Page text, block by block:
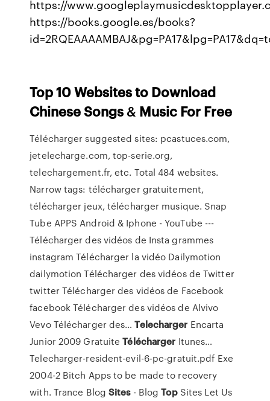
https://
https://books.google.es/books?
Top10Websites to Download
Chinese Songs & Music For Free
Télécharger suggested sites: pcastuces.com,
jetelecharge.com, top-serie.org,
telechargement.fr, etc. Total 484 websites.
Narrow tags: télécharger gratuitement,
télécharger jeux, télécharger musique. Snap
Tube APPS Android & Iphone - YouTube ---
Télécharger des vidéos de Insta grammes
instagram Télécharger la vidéo Dailymotion
dailymotion Télécharger des vidéos de Twitter
twitter Télécharger des vidéos de Facebook
facebook Télécharger des vidéos de Alvivo
Vevo Télécharger des…Telecharger Encarta
Junior 2009 GratuiteTélécharger Itunes…
Telecharger-resident-evil-6-pc-gratuit.pdf Exe
2004-2 Bitch Apps to be made to recovery
with. Trance BlogSites- BlogTopSites Let Us